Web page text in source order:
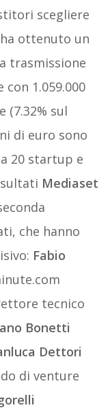
scegliere
ottenuto un
trasmissione
1.059.000
(7.32% sul
di euro sono
20 startup e
Mediaset
che hanno
Fabio
tecnico
Bonetti
Dettori
di venture